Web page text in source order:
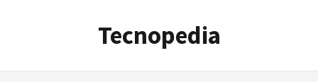
Tecnopedia